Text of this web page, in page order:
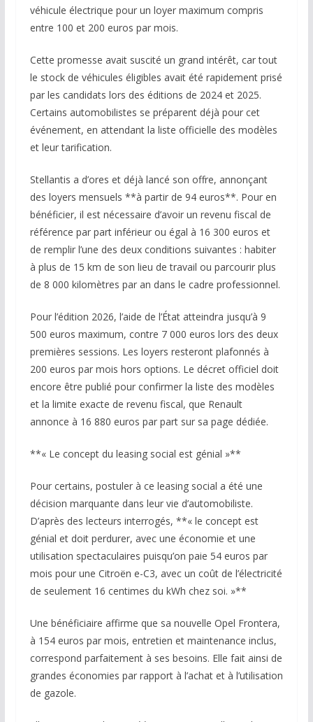
véhicule électrique pour un loyer maximum compris
entre 100 et 200 euros par mois.
Cette promesse avait suscité un grand intérêt, car tout
le stock de véhicules éligibles avait été rapidement prisé
par les candidats lors des éditions de 2024 et 2025.
Certains automobilistes se préparent déjà pour cet
événement, en attendant la liste officielle des modèles
et leur tarification.
Stellantis a d’ores et déjà lancé son offre, annonçant
des loyers mensuels **à partir de 94 euros**. Pour en
bénéficier, il est nécessaire d’avoir un revenu fiscal de
référence par part inférieur ou égal à 16 300 euros et
de remplir l’une des deux conditions suivantes : habiter
à plus de 15 km de son lieu de travail ou parcourir plus
de 8 000 kilomètres par an dans le cadre professionnel.
Pour l’édition 2026, l’aide de l’État atteindra jusqu’à 9
500 euros maximum, contre 7 000 euros lors des deux
premières sessions. Les loyers resteront plafonnés à
200 euros par mois hors options. Le décret officiel doit
encore être publié pour confirmer la liste des modèles
et la limite exacte de revenu fiscal, que Renault
annonce à 16 880 euros par part sur sa page dédiée.
**« Le concept du leasing social est génial »**
Pour certains, postuler à ce leasing social a été une
décision marquante dans leur vie d’automobiliste.
D’après des lecteurs interrogés, **« le concept est
génial et doit perdurer, avec une économie et une
utilisation spectaculaires puisqu’on paie 54 euros par
mois pour une Citroën e-C3, avec un coût de l’électricité
de seulement 16 centimes du kWh chez soi. »**
Une bénéficiaire affirme que sa nouvelle Opel Frontera,
à 154 euros par mois, entretien et maintenance inclus,
correspond parfaitement à ses besoins. Elle fait ainsi de
grandes économies par rapport à l’achat et à l’utilisation
de gazole.